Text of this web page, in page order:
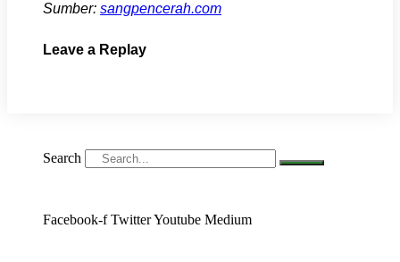
Sumber: sangpencerah.com
Leave a Replay
Search
Facebook-f TwitterYoutube Medium